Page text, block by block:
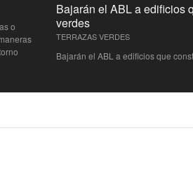
o
Bajarán el ABL a edificios
verdes
TERRAZAS VERDES
Bajarán el ABL a edificios que